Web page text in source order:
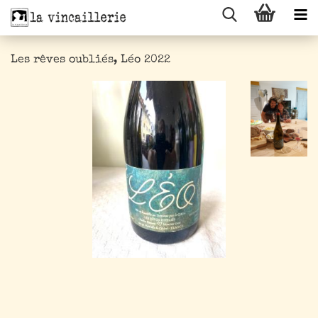
Les rêves oubliés, Léo 2022